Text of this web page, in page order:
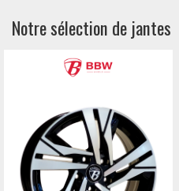
Notre sélection de jantes